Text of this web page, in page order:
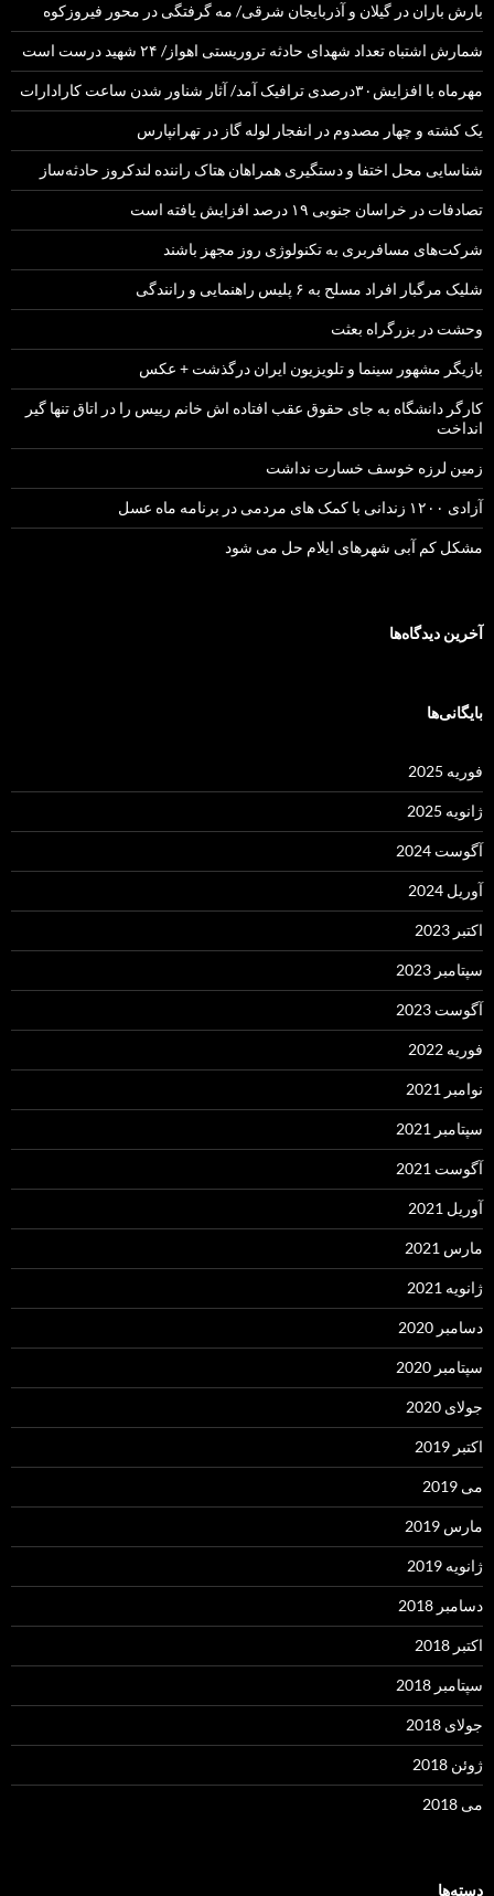
بارش باران در گیلان و آذربایجان شرقی/ مه گرفتگی در محور فیروزکوه
شمارش اشتباه تعداد شهدای حادثه تروریستی اهواز/ ۲۴ شهید درست است
مهرماه با افزایش۳۰درصدی ترافیک آمد/ آثار شناور شدن ساعت کارادارات
یک کشته و چهار مصدوم در انفجار لوله گاز در تهرانپارس
شناسایی محل اختفا و دستگیری همراهان هتاک راننده لندکروز حادثه‌ساز
تصادفات در خراسان جنوبی ۱۹ درصد افزایش یافته است
شرکت‌های مسافربری به تکنولوژی روز مجهز باشند
شلیک مرگبار افراد مسلح به ۶ پلیس راهنمایی و رانندگی
وحشت در بزرگراه بعثت
بازیگر مشهور سینما و تلویزیون ایران درگذشت + عکس
کارگر دانشگاه به جای حقوق عقب افتاده اش خانم رییس را در اتاق تنها گیر
انداخت
زمین لرزه خوسف خسارت نداشت
آزادی ۱۲۰۰ زندانی با کمک های مردمی در برنامه ماه عسل
مشکل کم آبی شهرهای ایلام حل می شود
آخرین دیدگاه‌ها
بایگانی‌ها
فوریه 2025
ژانویه 2025
آگوست 2024
آوریل 2024
اکتبر 2023
سپتامبر 2023
آگوست 2023
فوریه 2022
نوامبر 2021
سپتامبر 2021
آگوست 2021
آوریل 2021
مارس 2021
ژانویه 2021
دسامبر 2020
سپتامبر 2020
جولای 2020
اکتبر 2019
می 2019
مارس 2019
ژانویه 2019
دسامبر 2018
اکتبر 2018
سپتامبر 2018
جولای 2018
ژوئن 2018
می 2018
دسته‌ها